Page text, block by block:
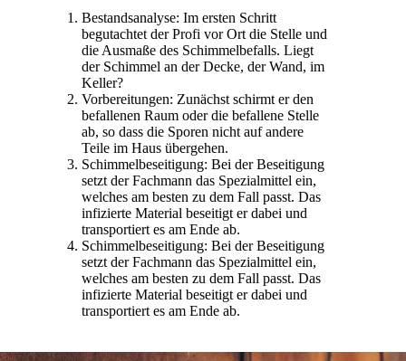
Bestandsanalyse: Im ersten Schritt
begutachtet der Profi vor Ort die Stelle und
die Ausmaße des Schimmelbefalls. Liegt
der Schimmel an der Decke, der Wand, im
Keller?
Vorbereitungen: Zunächst schirmt er den
befallenen Raum oder die befallene Stelle
ab, so dass die Sporen nicht auf andere
Teile im Haus übergehen.
Schimmelbeseitigung: Bei der Beseitigung
setzt der Fachmann das Spezialmittel ein,
welches am besten zu dem Fall passt. Das
infizierte Material beseitigt er dabei und
transportiert es am Ende ab.
Schimmelbeseitigung: Bei der Beseitigung
setzt der Fachmann das Spezialmittel ein,
welches am besten zu dem Fall passt. Das
infizierte Material beseitigt er dabei und
transportiert es am Ende ab.